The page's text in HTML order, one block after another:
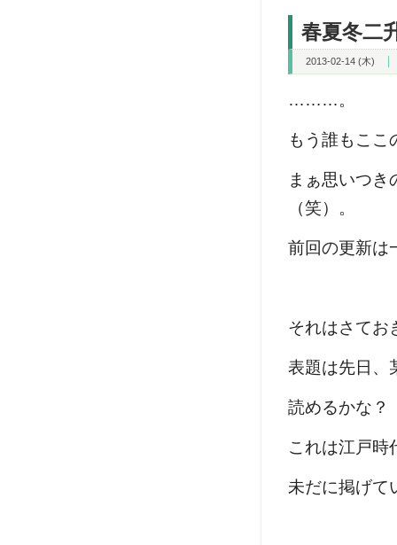
春夏冬二
2013-02-14 (木)
………。
もう誰もここ
まぁ思いつ
（笑）。
前回の更新
それはさてお
表題は先日、
読めるかな？
これは江戸時
未だに掲げて